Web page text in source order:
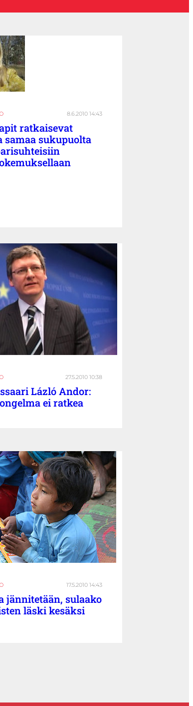
8.6.2010 14:43
ratkaisevat
samaa sukupuolta
27.5.2010 10:38
Lázló Andor:
ei ratkea
17.5.2010 14:43
jännitetään, sulaako
läski kesäksi